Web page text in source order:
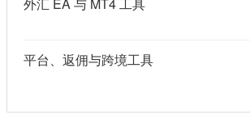
平台、返佣与跨境工具